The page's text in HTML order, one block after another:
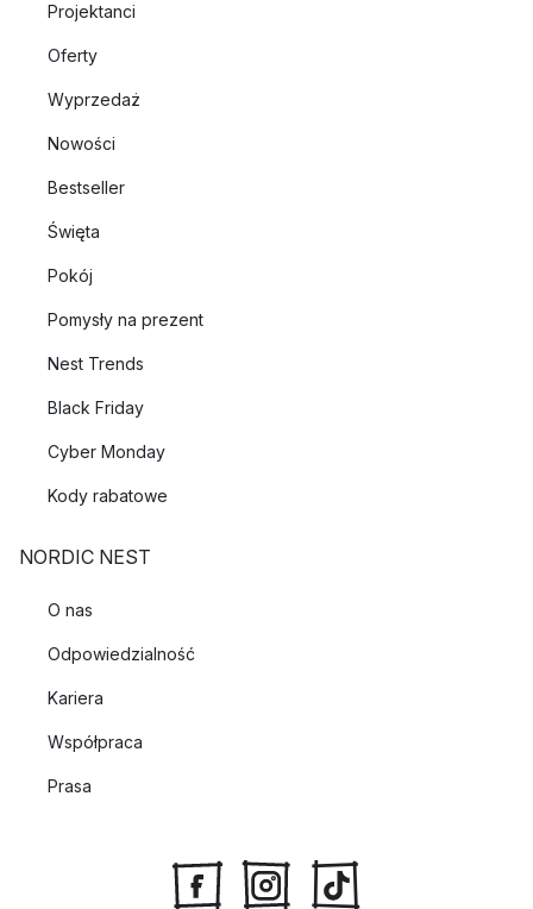
Projektanci
Oferty
Wyprzedaż
Nowości
Bestseller
Święta
Pokój
Pomysły na prezent
Nest Trends
Black Friday
Cyber Monday
Kody rabatowe
NORDIC NEST
O nas
Odpowiedzialność
Kariera
Współpraca
Prasa